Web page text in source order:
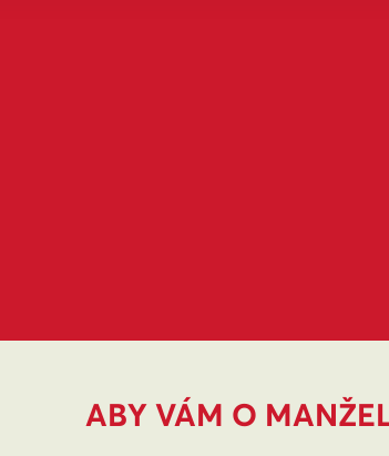
ABY VÁM O